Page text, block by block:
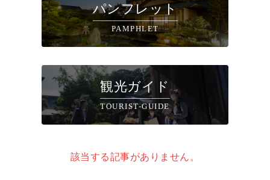
パンフレット
PAMPHLET
観光ガイド
TOURIST-GUIDE
該当する記事がありません。